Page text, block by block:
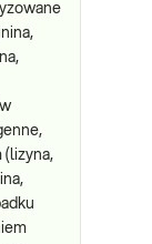
(lizyna,